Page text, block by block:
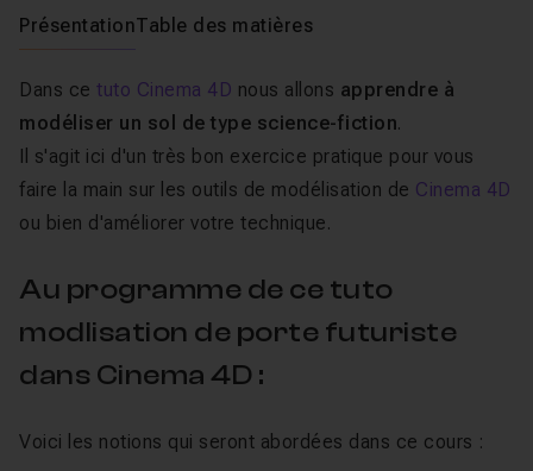
PrésentationTable des matières
Dans ce tuto Cinema 4D nous allons apprendre à
modéliser un sol de type science-fiction.
Il s'agit ici d'un très bon exercice pratique pour vous
faire la main sur les outils de modélisation de Cinema 4D
ou bien d'améliorer votre technique.
Au programme de ce tuto
modlisation de porte futuriste
dans Cinema 4D :
Voici les notions qui seront abordées dans ce cours :